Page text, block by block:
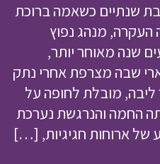
היתה בת שנתיים כשאמה ברוכת
העקרה, מנהג נפוץ
שנה מאוחר יותר,
של שנות ה-90, מארי שבה מצרפת אחרי נתק
מובלת לחופה על
החמה והנרגשת נערכת
ארוחות חגיגיות, […]